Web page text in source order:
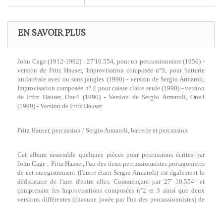
EN SAVOIR PLUS
John Cage (1912-1992) : 27'10.554, pour un percussionniste (1956) -
version de Fritz Hauser, Improvisation composée n°3, pour batterie
unilatérale avec ou sans jangles (1990) - version de Sergio Armaroli,
Improvisation composée n° 2 pour caisse claire seule (1990) - version
de Fritz Hauser, One4 (1990) - Version de Sergio Armaroli, One4
(1990) - Version de Fritz Hauser
Fritz Hauser, percussion / Sergio Armaroli, batterie et percussion
Cet album rassemble quelques pièces pour percussions écrites par
John Cage ; Fritz Hauser, l'un des deux percussionnistes protagonistes
de cet enregistrement (l'autre étant Sergio Armaroli) est également le
dédicataire de l'une d'entre elles. Commençant par 27′ 10.554″ et
comprenant les Improvisations composées n°2 et 3 ainsi que deux
versions différentes (chacune jouée par l'un des percussionnistes) de